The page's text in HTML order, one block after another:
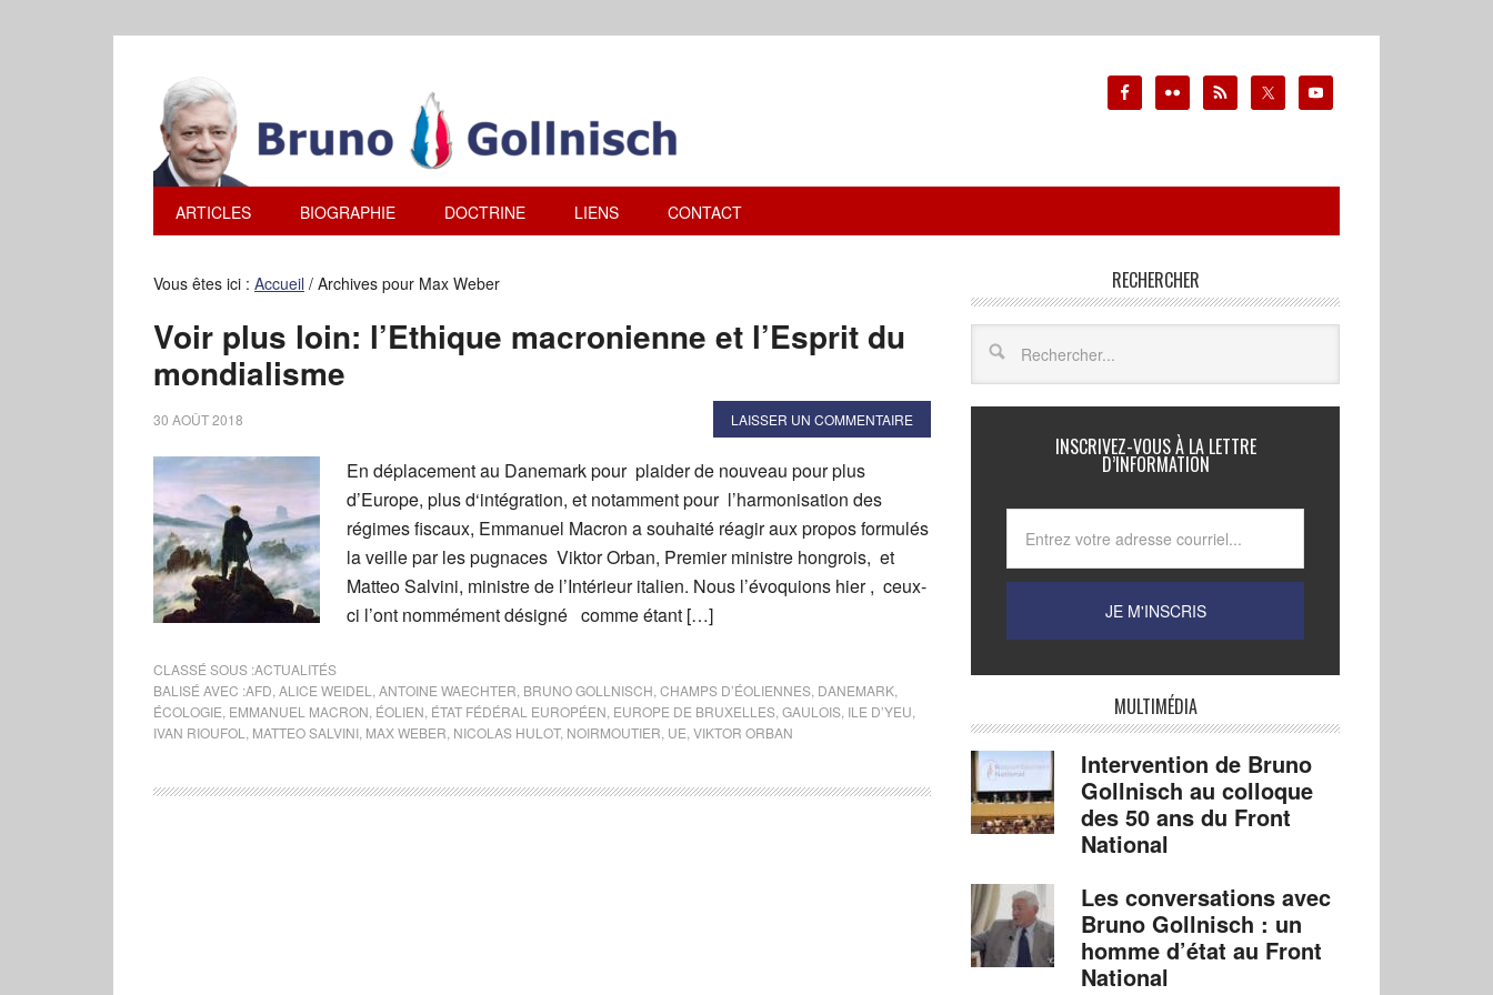
ARTICLES BIOGRAPHIE DOCTRINE LIENS CONTACT
Vous êtes ici : Accueil / Archives pour Max Weber
Voir plus loin: l’Ethique macronienne et l’Esprit du
mondialisme
30 AOÛT 2018 LAISSER UN COMMENTAIRE
En déplacement au Danemark pour plaider de nouveau pour plus
d’Europe, plus d‘intégration, et notamment pour l’harmonisation des
régimes fiscaux, Emmanuel Macron a souhaité réagir aux propos formulés
la veille par les pugnaces Viktor Orban, Premier ministre hongrois, et
Matteo Salvini, ministre de l’Intérieur italien. Nous l’évoquions hier , ceux-
ci l’ont nommément désigné comme étant […]
CLASSÉ SOUS :ACTUALITÉS
BALISÉ AVEC :AFD ALICE WEIDEL ANTOINE WAECHTER BRUNO GOLLNISCH CHAMPS D’ÉOLIENNES DANEMARK
ÉCOLOGIE EMMANUEL MACRON ÉOLIEN ÉTAT FÉDÉRAL EUROPÉEN EUROPE DE BRUXELLES GAULOIS ILE D’YEU
IVAN RIOUFOL
MATTEO SALVINI MAX WEBER NICOLAS HULOT, NOIRMOUTIER UE VIKTOR ORBAN
RECHERCHER
INSCRIVEZ-VOUS À LA LETTRE
D’INFORMATION
MULTIMÉDIA
Intervention de Bruno
Gollnisch au colloque
des 50 ans du Front
National
Les conversations avec
Bruno Gollnisch : un
homme d’état au Front
National